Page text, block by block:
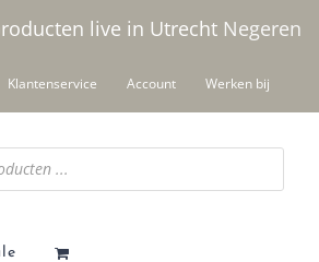
live in Utrecht Negeren
Klantenservice Account Werken bij